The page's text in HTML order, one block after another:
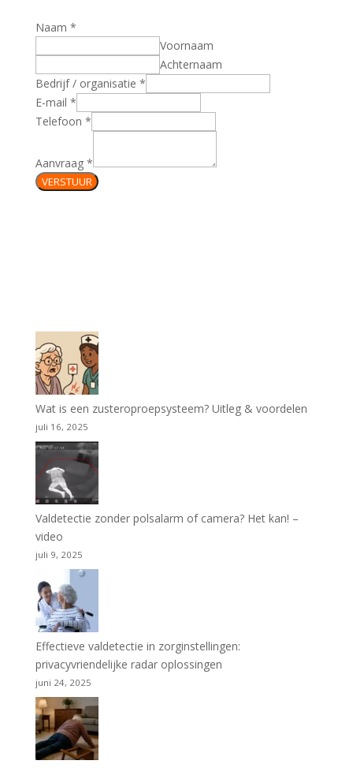
Naam *
Voornaam
Achternaam
Bedrijf / organisatie *
E-mail *
Telefoon *
Aanvraag *
VERSTUUR
Wat is een zusteroproepsysteem? Uitleg & voordelen
juli 16, 2025
Valdetectie zonder polsalarm of camera? Het kan! –
video
juli 9, 2025
Effectieve valdetectie in zorginstellingen:
privacyvriendelijke radar oplossingen
juni 24, 2025